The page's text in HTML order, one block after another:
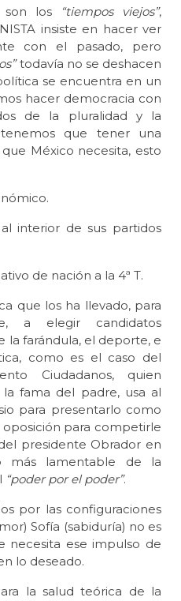
los “tiempos viejos”,
insiste en hacer ver
con el pasado, pero
todavía no se deshacen
se encuentra en un
hacer democracia con
de la pluralidad y la
que tener una
México necesita, esto
interior de sus partidos
de nación a la 4ª T.
que los ha llevado, para
a elegir candidatos
la farándula, el deporte, e
como es el caso del
Ciudadanos, quien
fama del padre, usa al
para presentarlo como
para competirle
presidente Obrador en
más lamentable de la
“poder por el poder”.
por las configuraciones
Sofía (sabiduría) no es
necesita ese impulso de
lo deseado.
la salud teórica de la